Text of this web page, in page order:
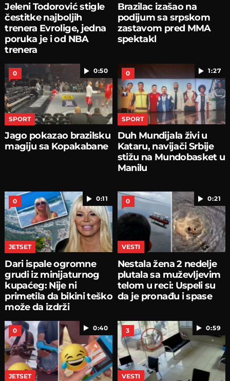
Jeleni Todorović stigle
čestitke najboljih
trenera Evrolige, jedna
poruka je i od NBA
trenera
Brazilac izašao na
podijum sa srpskom
zastavom pred MMA
spektakl
0:50
0
SPORT
Jago pokazao brazilsku
magiju sa Kopakabane
1:27
0
SPORT
Duh Mundijala živi u
Kataru, navijači Srbije
stižu na Mundobasket u
Manilu
0:11
0
JETSET
Dari ispale ogromne
grudi iz minijaturnog
kupaćeg: Nije ni
primetila da bikini teško
može da izdrži
0:21
0
VESTI
Nestala žena 2 nedelje
plutala sa muževljevim
telom u reci: Uspeli su
da je pronađu i spase
0:40
0
JETSET
0:59
3
VESTI